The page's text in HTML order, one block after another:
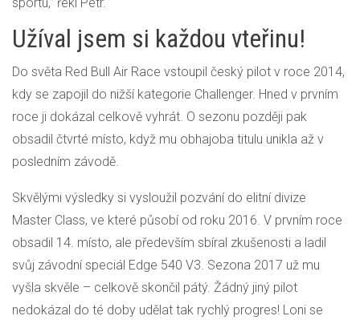
Užíval jsem si každou vteřinu!
Do světa Red Bull Air Race vstoupil český pilot v roce 2014,
kdy se zapojil do nižší kategorie Challenger. Hned v prvním
roce ji dokázal celkově vyhrát. O sezonu později pak
obsadil čtvrté místo, když mu obhajoba titulu unikla až v
posledním závodě.
Skvělými výsledky si vysloužil pozvání do elitní divize
Master Class, ve které působí od roku 2016. V prvním roce
obsadil 14. místo, ale především sbíral zkušenosti a ladil
svůj závodní speciál Edge 540 V3. Sezona 2017 už mu
vyšla skvěle – celkově skončil pátý. Žádný jiný pilot
nedokázal do té doby udělat tak rychlý progres! Loni se